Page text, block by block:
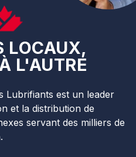
LOCAUX,
L'AUTRE
Lubrifiants est un leader
et la distribution de
servant des milliers de